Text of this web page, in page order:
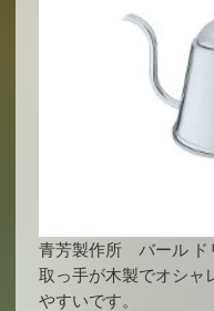
青芳製作所 バール ド
取っ手が木製でオシャ
やすいです。